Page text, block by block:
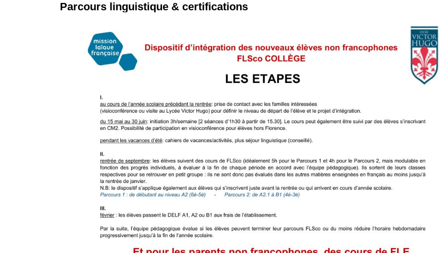
Parcours linguistique & certifications